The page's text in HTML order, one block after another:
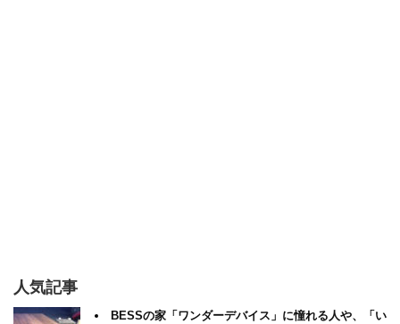
人気記事
BESSの家「ワンダーデバイス」に憧れる人や、「い